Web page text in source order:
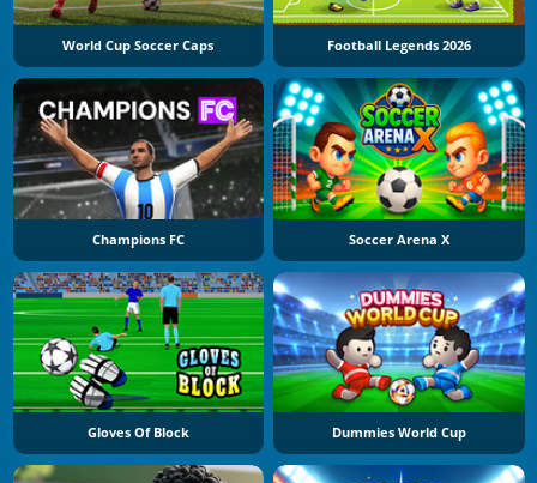
World Cup Soccer Caps Football Legends 2026
Champions FC Soccer Arena X
Gloves Of Block Dummies World Cup